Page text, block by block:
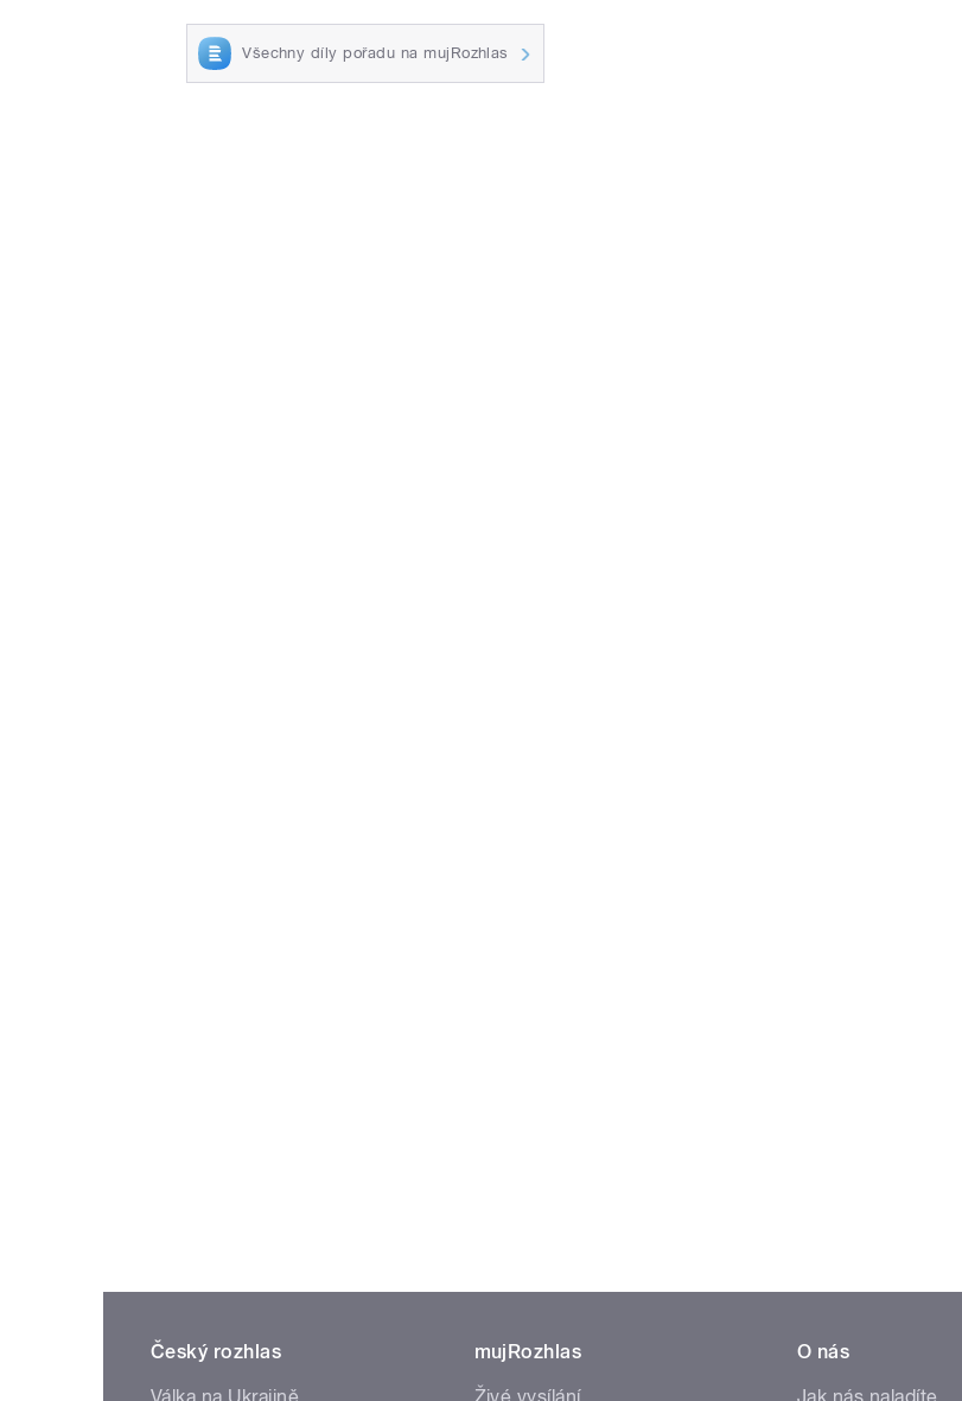
Všechny díly pořadu na mujRozhlas
Český rozhlas
mujRozhlas
O nás